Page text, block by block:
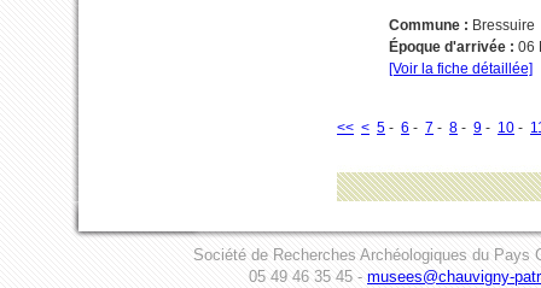
Commune : Bressuire
Époque d'arrivée : 06
[Voir la fiche détaillée]
<< < 5 - 6 - 7 - 8 - 9 - 10 -
Société de Recherches Archéologiques du Pays
05 49 46 35 45 - musees@chauvigny-